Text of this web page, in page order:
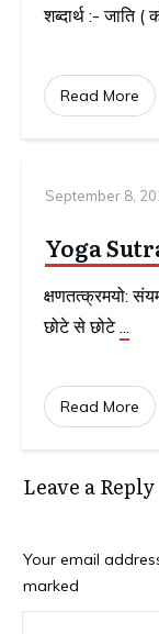
शब्दार्थ :- जाति (
Read More
September 8,
Yoga
क्षणतत्क्रमयो:
छोटे से छोटे...
Read More
Leave a Reply
Your email
marked